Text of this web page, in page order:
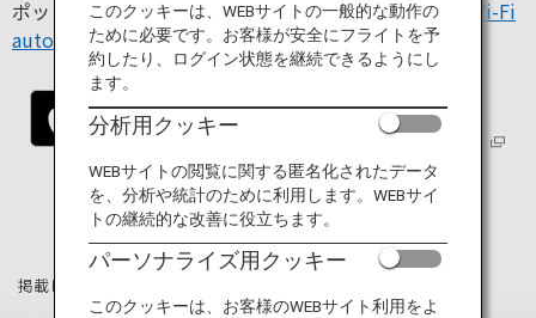
ANA サービス
ポットを探して簡単に接続できます。詳しくはJapan Wi-Fi
auto-connect
のウェブサイトをご確認ください。
掲載している情報は2025年6月時点の情報です。
このクッキーは、WEBサイトの一般的な動作の
ために必要です。お客様が安全にフライトを予
約したり、ログイン状態を継続できるようにし
ます。
分析用クッキー
WEBサイトの閲覧に関する匿名化されたデータ
を、分析や統計のために利用します。WEBサイ
トの継続的な改善に役立ちます。
パーソナライズ用クッキー
このクッキーは、お客様のWEBサイト利用をよ